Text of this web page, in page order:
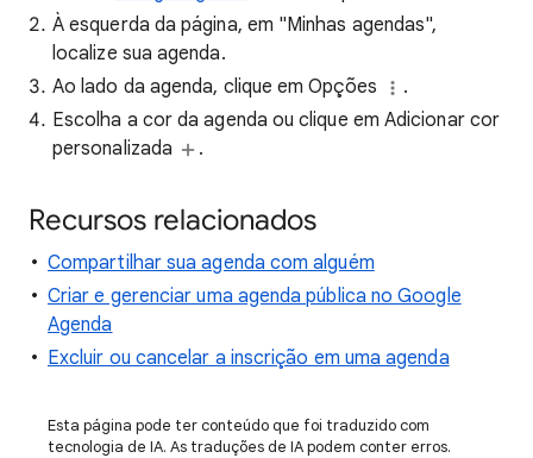
À esquerda da página, em "Minhas agendas",
localize sua agenda.
Ao lado da agenda, clique em Opções
.
Escolha a cor da agenda ou clique em Adicionar cor
personalizada
.
Recursos relacionados
Compartilhar sua agenda com alguém
Criar e gerenciar uma agenda pública no Google
Agenda
Excluir ou cancelar a inscrição em uma agenda
Esta página pode ter conteúdo que foi traduzido com
tecnologia de IA. As traduções de IA podem conter erros.